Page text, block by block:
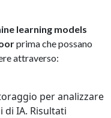
learning models
prima che possano
attraverso:
per analizzare
IA. Risultati